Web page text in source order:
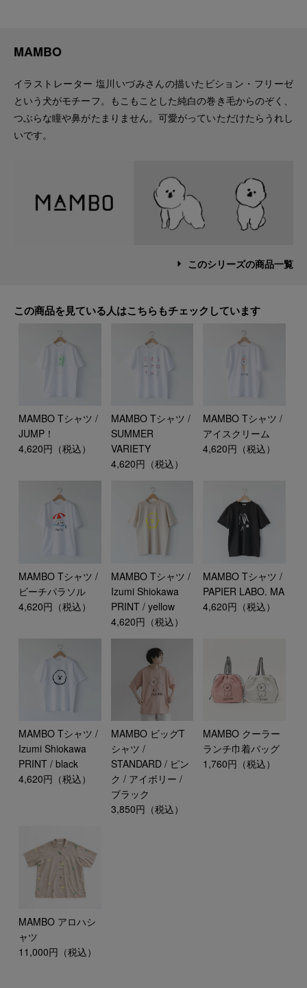
MAMBO
イラストレーター 塩川いづみさんの描いたビション・フリーゼ
という犬がモチーフ。もこもことした純白の巻き毛からのぞく、
つぶらな瞳や鼻がたまりません。可愛がっていただけたらうれし
いです。
このシリーズの商品一覧
この商品を見ている人はこちらもチェックしています
MAMBO Tシャツ /
JUMP！
4,620円（税込）
MAMBO Tシャツ /
SUMMER
VARIETY
4,620円（税込）
MAMBO Tシャツ /
アイスクリーム
4,620円（税込）
MAMBO Tシャツ /
ビーチパラソル
4,620円（税込）
MAMBO Tシャツ /
Izumi Shiokawa
PRINT / yellow
4,620円（税込）
MAMBO Tシャツ /
PAPIER LABO. MA
4,620円（税込）
MAMBO Tシャツ /
Izumi Shiokawa
PRINT / black
4,620円（税込）
MAMBO ビッグT
シャツ /
STANDARD / ピン
ク / アイボリー /
ブラック
3,850円（税込）
MAMBO クーラー
ランチ巾着バッグ
1,760円（税込）
MAMBO アロハシ
ャツ
11,000円（税込）